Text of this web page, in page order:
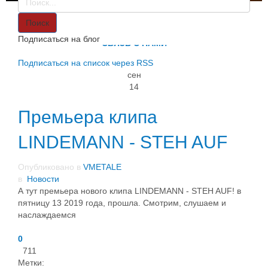
СВЯЗЬ С НАМИ
Поиск
Подписаться на блог
Подписаться на список через RSS
сен
14
Премьера клипа
LINDEMANN - STEH AUF
Опубликовано в VMETALE
в Новости
А тут премьера нового клипа LINDEMANN - STEH AUF! в
пятницу 13 2019 года, прошла. Смотрим, слушаем и
наслаждаемся
0
711
Метки: